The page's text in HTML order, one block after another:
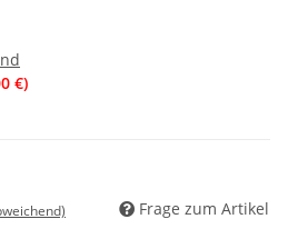
€)
Frage zum Artikel